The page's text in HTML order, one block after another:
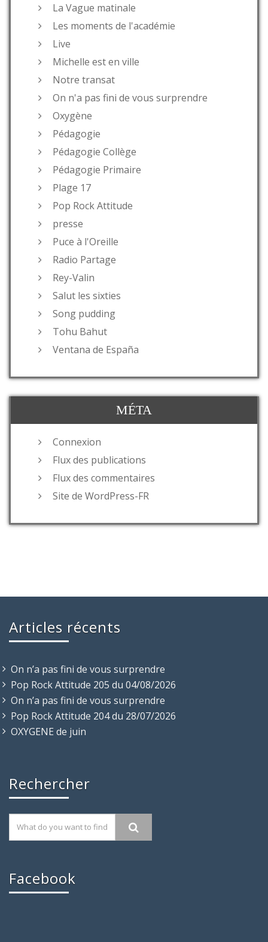
La Vague matinale
Les moments de l'académie
Live
Michelle est en ville
Notre transat
On n'a pas fini de vous surprendre
Oxygène
Pédagogie
Pédagogie Collège
Pédagogie Primaire
Plage 17
Pop Rock Attitude
presse
Puce à l'Oreille
Radio Partage
Rey-Valin
Salut les sixties
Song pudding
Tohu Bahut
Ventana de España
MÉTA
Connexion
Flux des publications
Flux des commentaires
Site de WordPress-FR
Articles récents
On n’a pas fini de vous surprendre
Pop Rock Attitude 205 du 04/08/2026
On n’a pas fini de vous surprendre
Pop Rock Attitude 204 du 28/07/2026
OXYGENE de juin
Rechercher
Facebook